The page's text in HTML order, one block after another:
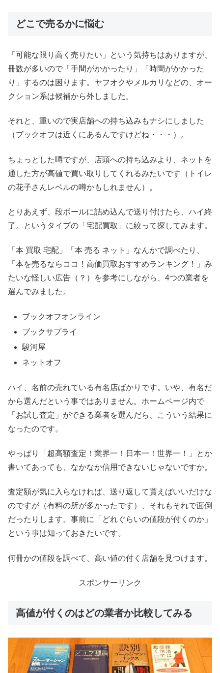
どこで売るかに悩む
「可能な限り高く売りたい」という気持ちはありますが、
冊数が多いので「手間がかかったり」「時間がかかった
り」するのは困ります。ヤフオクやメルカリなどの、オー
クション系は候補から外しました。
それと、重いので実店舗への持ち込みもナシにしました
（ブックオフは近くにあるんですけどね・・・）。
ちょっとした噂ですが、店頭への持ち込みより、ネットを
通した方が高値で買い取りしてくれるみたいです（トイレ
の花子さんレベルの噂かもしれません）。
とりあえず、段ボールに詰め込んで送り付けたら、ハイ終
了。というタイプの「宅配買取」に絞って探してみます。
「本 買取 宅配」「本 売る ネット」なんかで調べたり、
「本を売るならココ！高価買取おすすめランキング！」み
たいな怪しい広告（？）を参考にしながら、4つの業者を
選んでみました。
ブックオフオンライン
ブックサプライ
駿河屋
ネットオフ
ハイ、名前の売れている有名店ばかりです。いや、有名だ
から選んだという事ではありません。ホームページ内で
「お試し査定」ができる業者を選んだら、こういう結果に
なったのです。
やっぱり「超高額査定！業界一！日本一！世界一！」とか
書いてあっても、なかなか信用できないじゃないですか。
査定額が気に入らなければ、送り返して貰えばいいだけな
のですが（有料の所が多かったです）、それもそれで面倒
だったりします。事前に「どれぐらいの値段が付くのか」
という事は知っておきたいです。
何冊かの値段を調べて、高い値の付く店舗を見つけます。
スポンサーリンク
高値が付くのはどの業者か比較してみる